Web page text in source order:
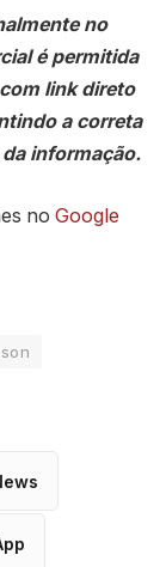
no
é permitida
link direto
a correta
informação.
no Google